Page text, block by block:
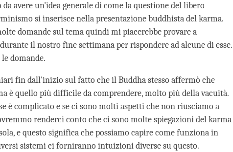
avere un'idea generale di come la questione del libero
si inserisce nella presentazione buddhista del karma.
domande sul tema quindi mi piacerebbe provare a
il nostro fine settimana per rispondere ad alcune di esse.
domande.
fin dall'inizio sul fatto che il Buddha stesso affermò che
è quello più difficile da comprendere, molto più della vacuità.
è complicato e se ci sono molti aspetti che non riusciamo a
renderci conto che ci sono molte spiegazioni del karma
e questo significa che possiamo capire come funziona in
sistemi ci forniranno intuizioni diverse su questo.